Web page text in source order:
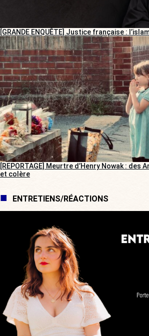
[GRANDE ENQUÊTE] Justice française :
[REPORTAGE] Meurtre d’Henry Nowak : des
et colère
ENTRETIENS/RÉACTIONS